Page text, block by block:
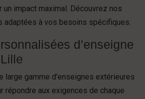
un impact maximal. Découvrez nos
adaptées à vos besoins spécifiques.
d’enseigne
large gamme d’enseignes extérieures
répondre aux exigences de chaque